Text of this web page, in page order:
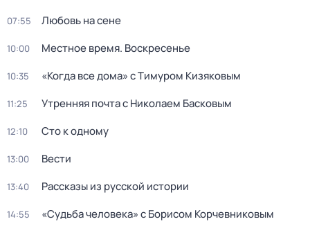
07:55 Любовь на сене
10:00 Местное время. Воскресенье
10:35 «Когда все дома» с Тимуром Кизяковым
11:25 Утренняя почта с Николаем Басковым
12:10 Сто к одному
13:00 Вести
13:40 Рассказы из русской истории
14:55 «Судьба человека» с Борисом Корчевниковым